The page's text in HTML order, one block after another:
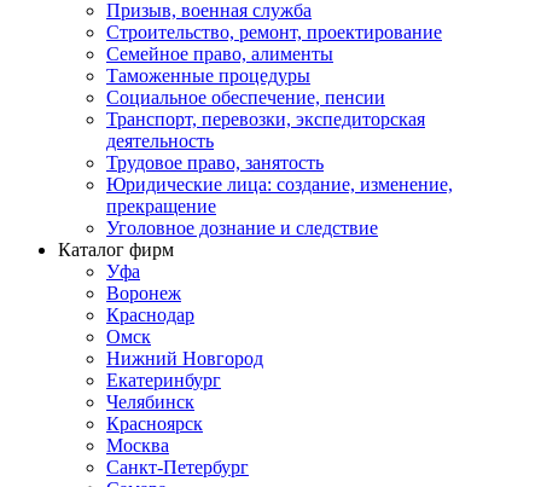
Призыв, военная служба
Строительство, ремонт, проектирование
Семейное право, алименты
Таможенные процедуры
Социальное обеспечение, пенсии
Транспорт, перевозки, экспедиторская
деятельность
Трудовое право, занятость
Юридические лица: создание, изменение,
прекращение
Уголовное дознание и следствие
Каталог фирм
Уфа
Воронеж
Краснодар
Омск
Нижний Новгород
Екатеринбург
Челябинск
Красноярск
Москва
Санкт-Петербург